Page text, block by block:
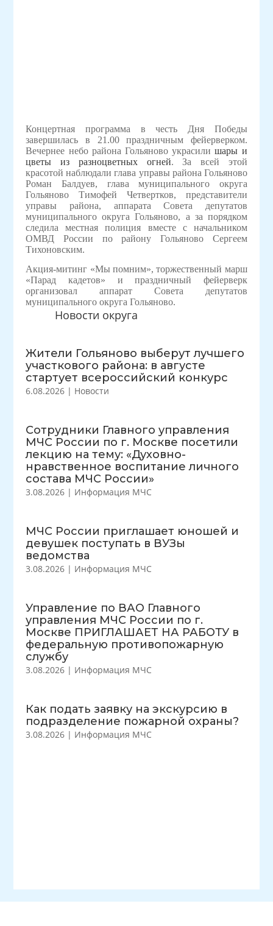
Новости округа
Жители Гольяново выберут лучшего
участкового района: в августе
стартует всероссийский конкурс
6.08.2026 | Новости
Сотрудники Главного управления
МЧС России по г. Москве посетили
лекцию на тему: «Духовно-
нравственное воспитание личного
состава МЧС России»
3.08.2026 | Информация МЧС
МЧС России приглашает юношей и
девушек поступать в ВУЗы
ведомства
3.08.2026 | Информация МЧС
Управление по ВАО Главного
управления МЧС России по г.
Москве ПРИГЛАШАЕТ НА РАБОТУ в
федеральную противопожарную
службу
3.08.2026 | Информация МЧС
Как подать заявку на экскурсию в
подразделение пожарной охраны?
3.08.2026 | Информация МЧС
Концертная программа в честь Дня Победы
завершилась в 21.00 праздничным фейерверком.
Вечернее небо района Гольяново украсилишары и
цветы из разноцветных огней. За всей этой
красотой наблюдали глава управы района Гольяново
Роман Балдуев, глава муниципального округа
Гольяново Тимофей Четвертков, представители
управы района, аппарата Совета депутатов
муниципального округа Гольяново, а за порядком
следила местная полиция вместе с начальником
ОМВД России по району Гольяново Сергеем
Тихоновским.
Акция-митинг «Мы помним», торжественный марш
«Парад кадетов» и праздничный фейерверк
организовал аппарат Совета депутатов
муниципального округа Гольяново.